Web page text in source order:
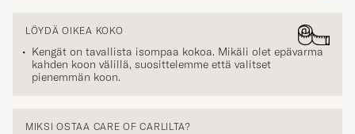
LÖYDÄ OIKEA KOKO
Kengät on tavallista isompaa kokoa. Mikäli olet epävarma
kahden koon välillä, suosittelemme että valitset
pienemmän koon.
MIKSI OSTAA CARE OF CARLILTA?